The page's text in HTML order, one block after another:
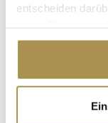
entscheiden
Cookie-
Trigger Symbol